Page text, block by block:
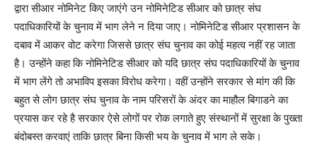
द्वारा सीआर नोमिनेट किए जाएंगे उन नोमिनेटिड सीआर को छात्र संघ
पदाधिकारियों के चुनाव में भाग लेने न दिया जाए। नोमिनेटिड सीआर प्रशासन के
दबाव में आकर वोट करेगा जिससे छात्र संघ चुनाव का कोई महत्व नहीं रह जाता
है। उन्होंने कहा कि नोमिनेटिड सीआर को यदि छात्र संघ पदाधिकारियों के चुनाव
में भाग लेंगे तो अभाविप इसका विरोध करेगा। वहीं उन्होंने सरकार से मांग की कि
बहुत से लोग छात्र संघ चुनाव के नाम परिसरों के अंदर का माहौल बिगाडने का
प्रयास कर रहे है सरकार ऐसे लोगों पर रोक लगाते हुए संस्थानों में सुरक्षा के पुख्ता
बंदोबस्त करवाएं ताकि छात्र बिना किसी भय के चुनाव में भाग ले सके।